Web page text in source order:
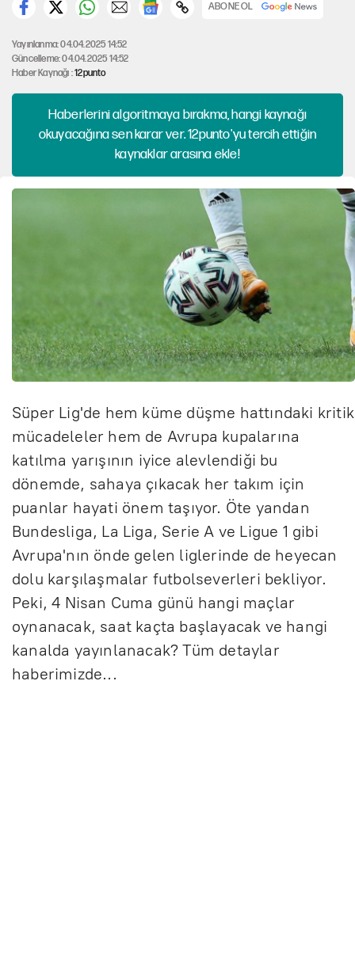
ABONE OL
Yayınlanma: 04.04.2025 14:52
Güncelleme: 04.04.2025 14:52
Haber Kaynağı :12punto
Haberlerini algoritmaya bırakma, hangi kaynağı
okuyacağına sen karar ver. 12punto'yu tercih ettiğin
kaynaklar arasına ekle!
Süper Lig'de hem küme düşme hattındaki kritik
mücadeleler hem de Avrupa kupalarına
katılma yarışının iyice alevlendiği bu
dönemde, sahaya çıkacak her takım için
puanlar hayati önem taşıyor. Öte yandan
Bundesliga, La Liga, Serie A ve Ligue 1 gibi
Avrupa'nın önde gelen liglerinde de heyecan
dolu karşılaşmalar futbolseverleri bekliyor.
Peki, 4 Nisan Cuma günü hangi maçlar
oynanacak, saat kaçta başlayacak ve hangi
kanalda yayınlanacak? Tüm detaylar
haberimizde...